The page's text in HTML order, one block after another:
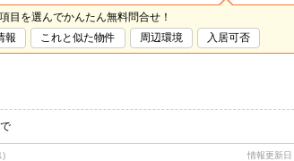
目を選んでかんたん無料問合せ！
報 これと似た物件 周辺環境 入居可否
情報更新日